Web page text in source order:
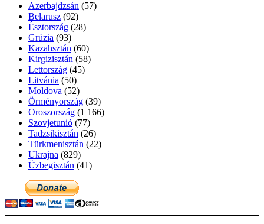
Azerbajdzsán (57)
Belarusz (92)
Észtország (28)
Grúzia (93)
Kazahsztán (60)
Kirgizisztán (58)
Lettország (45)
Litvánia (50)
Moldova (52)
Örményország (39)
Oroszország (1 166)
Szovjetunió (77)
Tadzsikisztán (26)
Türkmenisztán (22)
Ukrajna (829)
Üzbegisztán (41)